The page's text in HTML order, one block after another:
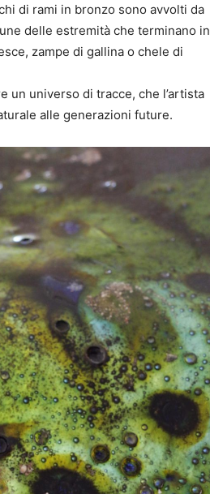
di rami in bronzo sono avvolti da
delle estremità che terminano in
zampe di gallina o chele di
un universo di tracce, che l’artista
alle generazioni future.